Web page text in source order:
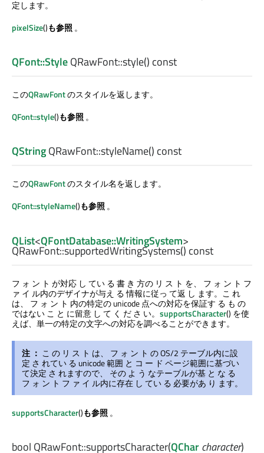
定します。
pixelSize()も参照 。
QFont::StyleQRawFont::style() const
このQRawFontのスタイルを返します。
QFont::style()も参照 。
QStringQRawFont::styleName() const
このQRawFontのスタイル名を返します。
QFont::styleName()も参照。
QList<QFontDatabase::WritingSystem>
QRawFont::supportedWritingSystems() const
フ ォ ン ト が対応 し てい る 書 き 方の リ ス ト を、 フ ォ ン ト フ
ァ イ ル内のデザイナが与え る 情報に従っ て返 し ます。こ れ
は、 フ ォ ン ト 内の特定の unicode 点への対応を保証す る も の
ではない こ と に留意 し て く だ さ い。 supportsCharacter() を使
えば、単一の特定の文字への対応を調べることができます。
注 ： こ の リ ス ト は、 フ ォ ン ト の OS/2 テーブル内に設
定 さ れてい る unicode 範囲 と コ ー ド ページ範囲に基づい
て決定 さ れますので、 その よ う なテーブルが基 と な る
フ ォ ン ト フ ァ イ ル内に存在 し てい る 必要があ り ます。
supportsCharacter()も参照 。
bool QRawFont::supportsCharacter(QCharcharacter)